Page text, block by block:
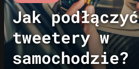
Jak podłączyć
tweetery w
samochodzie?